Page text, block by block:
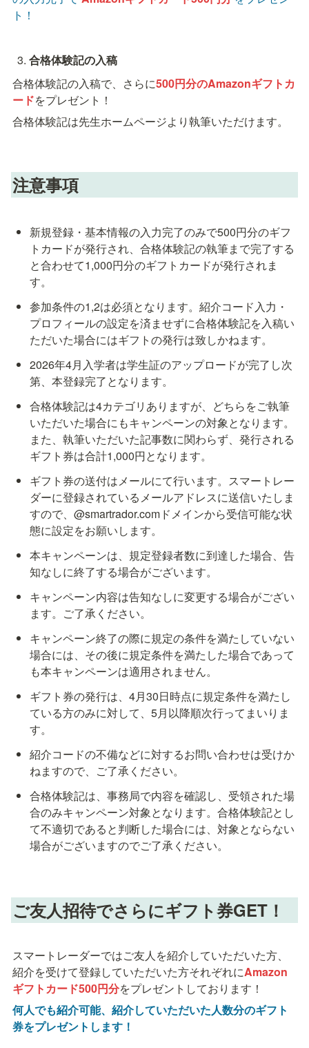
ト！
合格体験記の入稿
合格体験記の入稿で、さらに500円分のAmazonギフトカ
ードをプレゼント！
合格体験記は先生ホームページより執筆いただけます。
注意事項
新規登録・基本情報の入力完了のみで500円分のギフ
トカードが発行され、合格体験記の執筆まで完了する
と合わせて1,000円分のギフトカードが発行されま
す。
参加条件の1,2は必須となります。紹介コード入力・
プロフィールの設定を済ませずに合格体験記を入稿い
ただいた場合にはギフトの発行は致しかねます。
2026年4月入学者は学生証のアップロードが完了し次
第、本登録完了となります。
合格体験記は4カテゴリありますが、どちらをご執筆
いただいた場合にもキャンペーンの対象となります。
また、執筆いただいた記事数に関わらず、発行される
ギフト券は合計1,000円となります。
ギフト券の送付はメールにて行います。スマートレー
ダーに登録されているメールアドレスに送信いたしま
すので、@smartrador.comドメインから受信可能な状
態に設定をお願いします。
本キャンペーンは、規定登録者数に到達した場合、告
知なしに終了する場合がございます。
キャンペーン内容は告知なしに変更する場合がござい
ます。ご了承ください。
キャンペーン終了の際に規定の条件を満たしていない
場合には、その後に規定条件を満たした場合であって
も本キャンペーンは適用されません。
ギフト券の発行は、4月30日時点に規定条件を満たし
ている方のみに対して、5月以降順次行ってまいりま
す。
紹介コードの不備などに対するお問い合わせは受けか
ねますので、ご了承ください。
合格体験記は、事務局で内容を確認し、受領された場
合のみキャンペーン対象となります。合格体験記とし
て不適切であると判断した場合には、対象とならない
場合がございますのでご了承ください。
ご友人招待でさらにギフト券GET！
スマートレーダーではご友人を紹介していただいた方、
紹介を受けて登録していただいた方それぞれにAmazon
ギフトカード500円分をプレゼントしております！
何人でも紹介可能、紹介していただいた人数分のギフト
券をプレゼントします！